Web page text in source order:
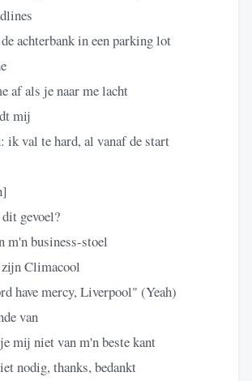
achterbank in een parking lot
af als je naar me lacht
mij
ik val te hard, al vanaf de start
gevoel?
m'n business-stoel
Climacool
have mercy, Liverpool" (Yeah)
van
mij niet van m'n beste kant
nodig, thanks, bedankt